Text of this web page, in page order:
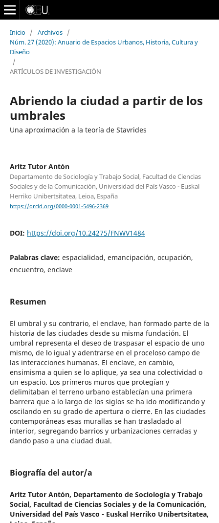
Inicio / Archivos /
Núm. 27 (2020): Anuario de Espacios Urbanos, Historia, Cultura y
Diseño
/
ARTÍCULOS DE INVESTIGACIÓN
Abriendo la ciudad a partir de los
umbrales
Una aproximación a la teoría de Stavrides
Aritz Tutor Antón
Departamento de Sociología y Trabajo Social, Facultad de Ciencias
Sociales y de la Comunicación, Universidad del País Vasco - Euskal
Herriko Unibertsitatea, Leioa, España
https://orcid.org/0000-0001-5496-2369
DOI: https://doi.org/10.24275/FNWV1484
Palabras clave: espacialidad, emancipación, ocupación,
encuentro, enclave
Resumen
El umbral y su contrario, el enclave, han formado parte de la
historia de las ciudades desde su misma fundación. El
umbral representa el deseo de traspasar el espacio de uno
mismo, de lo igual y adentrarse en el proceloso campo de
las interacciones humanas. El enclave, en cambio,
ensimisma a quien se lo aplique, ya sea una colectividad o
un espacio. Los primeros muros que protegían y
delimitaban el terreno urbano establecían una primera
barrera que a lo largo de los siglos se ha ido modificando y
oscilando en su grado de apertura o cierre. En las ciudades
contemporáneas esas murallas se han trasladado al
interior, segregando barrios y urbanizaciones cerradas y
dando paso a una ciudad dual.
Biografía del autor/a
Aritz Tutor Antón, Departamento de Sociología y Trabajo
Social, Facultad de Ciencias Sociales y de la Comunicación,
Universidad del País Vasco - Euskal Herriko Unibertsitatea,